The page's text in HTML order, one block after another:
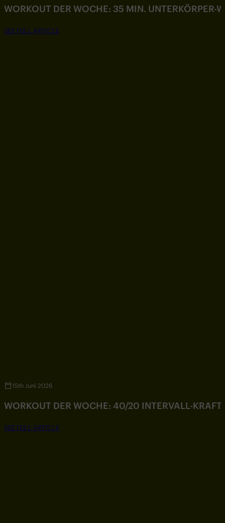
WORKOUT DER WOCHE: 35 MIN. UNTERKÖRPER-
SEE FULL ARTICLE
15th Juni 2026
WORKOUT DER WOCHE: 40/20 INTERVALL-
SEE FULL ARTICLE